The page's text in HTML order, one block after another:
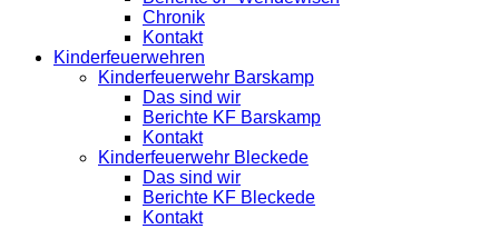
Chronik
Kontakt
Kinderfeuerwehren
Kinderfeuerwehr Barskamp
Das sind wir
Berichte KF Barskamp
Kontakt
Kinderfeuerwehr Bleckede
Das sind wir
Berichte KF Bleckede
Kontakt